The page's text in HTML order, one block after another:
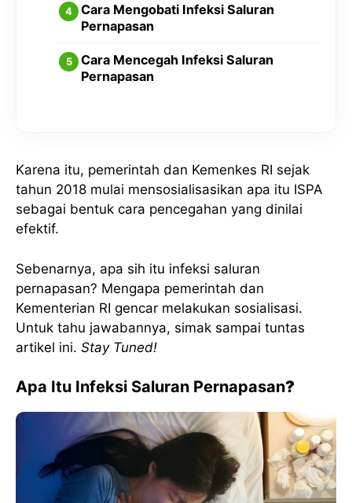
Cara Mengobati Infeksi Saluran
Pernapasan
Cara Mencegah Infeksi Saluran
Pernapasan
Karena itu, pemerintah dan Kemenkes RI sejak
tahun 2018 mulai mensosialisasikan apa itu ISPA
sebagai bentuk cara pencegahan yang dinilai
efektif.
Sebenarnya, apa sih itu infeksi saluran
pernapasan? Mengapa pemerintah dan
Kementerian RI gencar melakukan sosialisasi.
Untuk tahu jawabannya, simak sampai tuntas
artikel ini. Stay Tuned!
Apa Itu Infeksi Saluran Pernapasan?